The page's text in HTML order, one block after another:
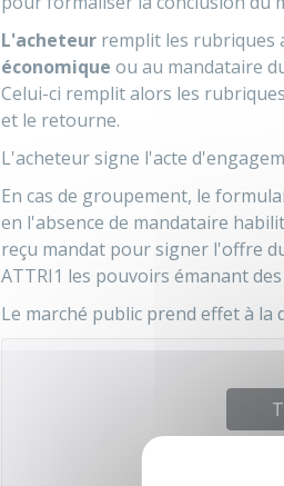
L'acheteur remplit les rubriques
économique ou au mandataire
Celui-ci remplit alors les
et le retourne.
L'acheteur signe l'acte
En cas de groupement, le
en l'absence de mandataire
reçu mandat pour signer l'offre
ATTRI1 les pouvoirs émanant
Le marché public prend effet à